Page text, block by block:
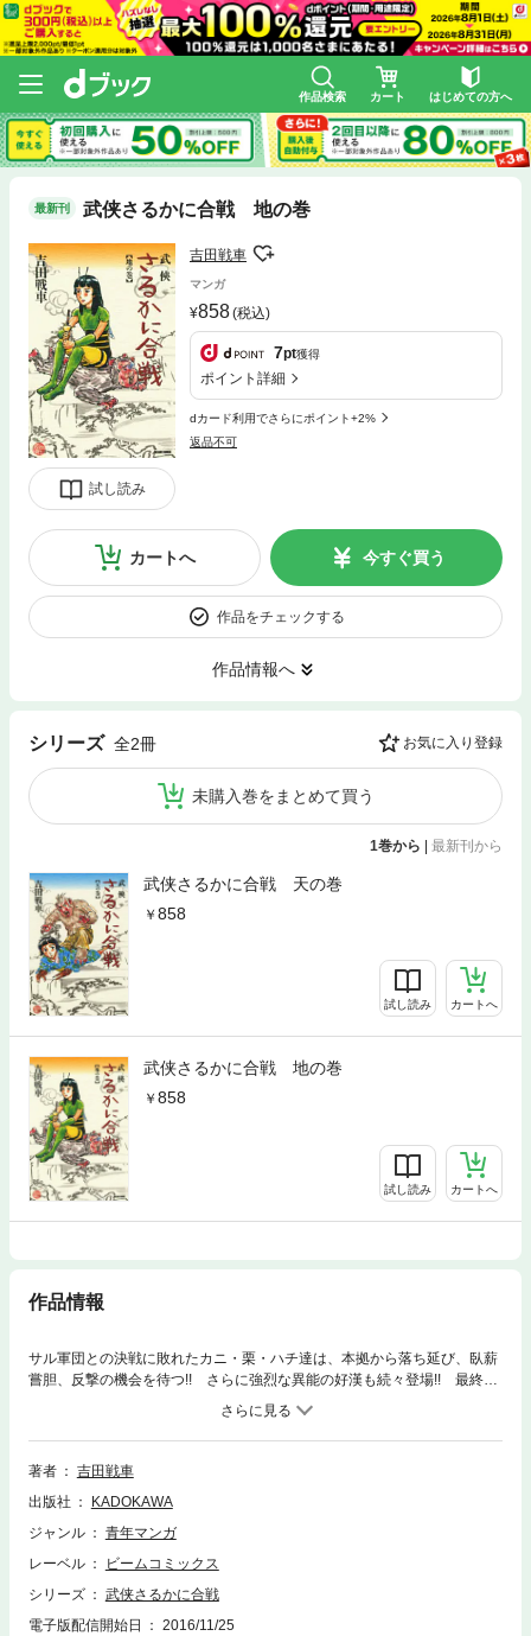
作品検索 カート はじめての方へ
最新刊 武侠さるかに合戦 地の巻
試し読み
吉田戦車
マンガ
858(税込)
7pt獲得
ポイント詳細
dカード利用でさらにポイント+2%
返品不可
カートへ 今すぐ買う
作品をチェックする
作品情報へ
シリーズ 全2冊 お気に入り登録
未購入巻をまとめて買う
1巻から | 最新刊から
武侠さるかに合戦 天の巻
858
試し読み カートへ
武侠さるかに合戦 地の巻
858
試し読み カートへ
作品情報
サル軍団との決戦に敗れたカニ・栗・ハチ達は、本拠から落ち延び、臥薪
嘗胆、反撃の機会を待つ!! さらに強烈な異能の好漢も続々登場!! 最終決
戦への機運、大いに盛り上がる!!吉田戦車版熱血冒険活劇、堂々の完結!!
著者
吉田戦車
出版社
KADOKAWA
ジャンル
青年マンガ
レーベル
ビームコミックス
シリーズ
武侠さるかに合戦
電子版配信開始日
2016/11/25